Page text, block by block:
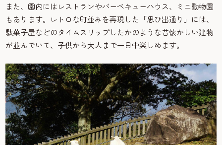
また、園内にはレストランやバーベキューハウス、ミニ動物園
もあります。レトロな町並みを再現した「思ひ出通り」には、
駄菓子屋などのタイムスリップしたかのような昔懐かしい建物
が並んでいて、子供から大人まで一日中楽しめます。